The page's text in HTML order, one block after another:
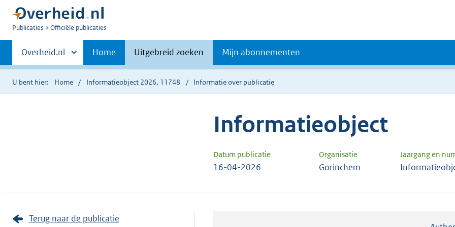
U
Publicaties Officiële publicaties
Primaire
navigatie
Andere
sites
binnen
Overheid.nl Home Uitgebreid zoeken Mijn abonnementen
U bent hier: Home Informatieobject 2026, 11748 Informatie over publicatie
Informatieobject
Datum publicatie Organisatie Jaargang en
16-04-2026 Gorinchem
Terug naar de publicatie